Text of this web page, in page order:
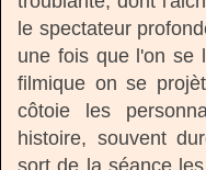
le spectateur
une fois que l'on se
filmique on se
côtoie les
histoire, souvent
sort de la séance